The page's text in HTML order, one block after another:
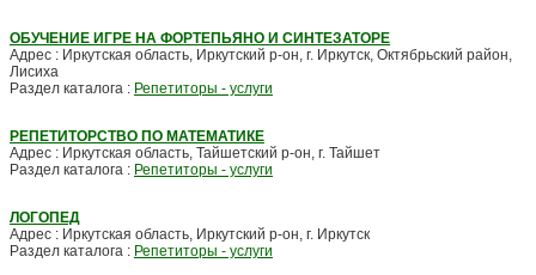
ОБУЧЕНИЕ ИГРЕ НА ФОРТЕПЬЯНО И СИНТЕЗАТОРЕ
Адрес : Иркутская область, Иркутский р-он, г. Иркутск, Октябрьский район,
Лисиха
Раздел каталога : Репетиторы - услуги
РЕПЕТИТОРСТВО ПО МАТЕМАТИКЕ
Адрес : Иркутская область, Тайшетский р-он, г. Тайшет
Раздел каталога : Репетиторы - услуги
ЛОГОПЕД
Адрес : Иркутская область, Иркутский р-он, г. Иркутск
Раздел каталога : Репетиторы - услуги